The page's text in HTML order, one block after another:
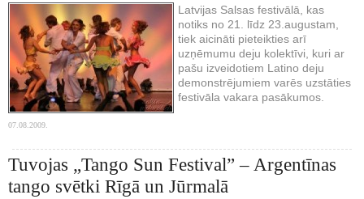
Latvijas Salsas festivālā, kas
notiks no 21. līdz 23.augustam,
tiek aicināti pieteikties arī
uzņēmumu deju kolektīvi, kuri ar
pašu izveidotiem Latino deju
demonstrējumiem varēs uzstāties
festivāla vakara pasākumos.
07.08.2009.
Tuvojas „Tango Sun Festival” – Argentīnas
tango svētki Rīgā un Jūrmalā